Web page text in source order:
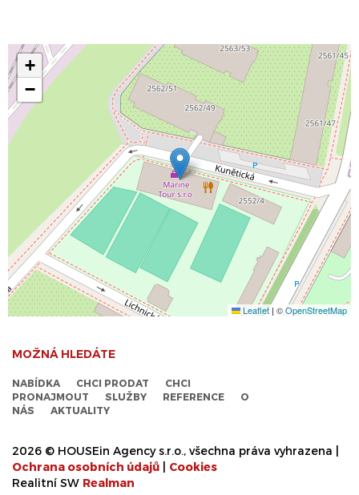
+
−
Leaflet | ©OpenStreetMap
MOŽNÁ HLEDÁTE
NABÍDKA CHCI PRODAT
CHCI
PRONAJMOUT
SLUŽBY REFERENCE
O
NÁS
AKTUALITY
2026 © HOUSEin Agency s.r.o., všechna práva vyhrazena |
Ochrana osobních údajů
Cookies
Realitní SW Realman